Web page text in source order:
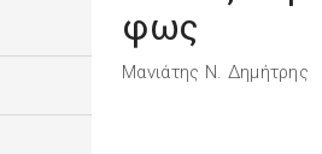
φως
Μανιάτης Ν. Δημήτρης